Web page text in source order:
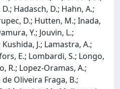
Hadasch, D.; Hahn, A.;
D.; Hutten, M.; Inada,
Y.; Jouvin, L.;
J.; Lamastra, A.;
E.; Lombardi, S.; Longo,
R.; Lopez-Oramas, A.;
Oliveira Fraga, B.;